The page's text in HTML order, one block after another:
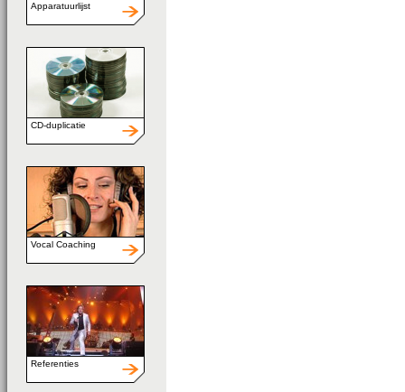
Apparatuurlijst
CD-duplicatie
Vocal Coaching
Referenties